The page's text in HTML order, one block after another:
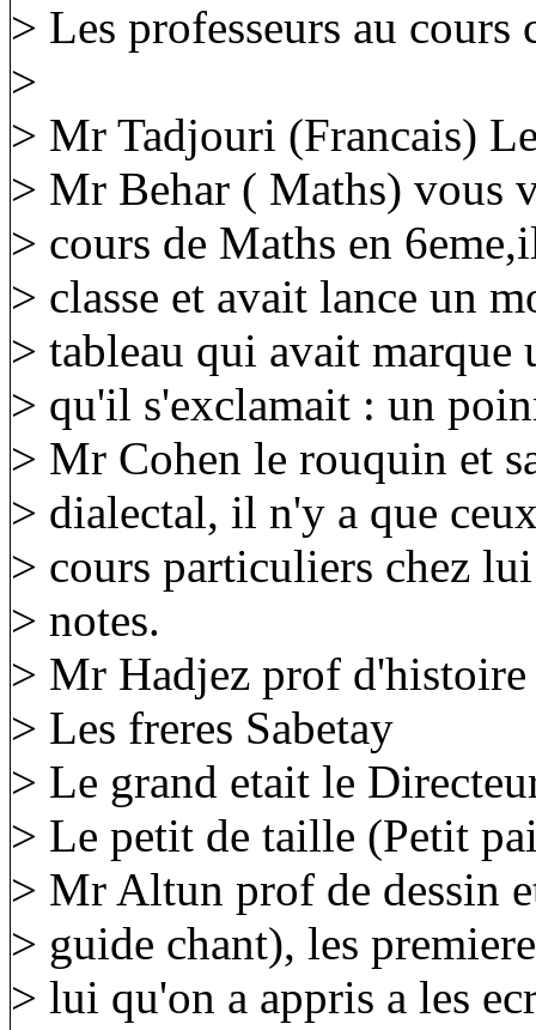
> Les professeurs au cours
>
> Mr Tadjouri (Francais)
> Mr Behar ( Maths) vous
> cours de Maths en
> classe et avait lance un
> tableau qui avait marque
> qu'il s'exclamait : un
> Mr Cohen le rouquin et
> dialectal, il n'y a que
> cours particuliers chez
> notes.
> Mr Hadjez prof
> Les freres Sabetay
> Le grand etait le
> Le petit de taille (Petit
> Mr Altun prof de dessin
> guide chant), les
> lui qu'on a appris a les